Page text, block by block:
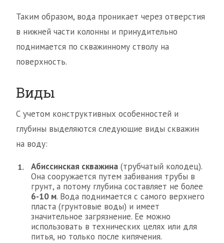
Таким образом, вода проникает через отверстия
в нижней части колонны и принудительно
поднимается по скважинному стволу на
поверхность.
Виды
С учетом конструктивных особенностей и
глубины выделяются следующие виды скважин
на воду:
Абиссинская скважина (трубчатый колодец).
Она сооружается путем забивания трубы в
грунт, а потому глубина составляет не более
6-10 м. Вода поднимается с самого верхнего
пласта (грунтовые воды) и имеет
значительное загрязнение. Ее можно
использовать в технических целях или для
питья, но только после кипячения.